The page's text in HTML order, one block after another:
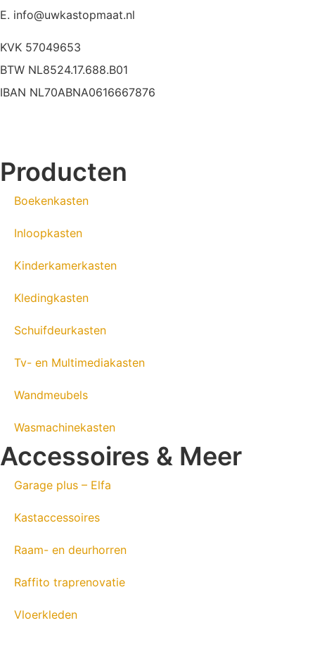
E. info@uwkastopmaat.nl
KVK 57049653
BTW NL8524.17.688.B01
IBAN NL70ABNA0616667876
Producten
Boekenkasten
Inloopkasten
Kinderkamerkasten
Kledingkasten
Schuifdeurkasten
Tv- en Multimediakasten
Wandmeubels
Wasmachinekasten
Accessoires & Meer
Garage plus – Elfa
Kastaccessoires
Raam- en deurhorren
Raffito traprenovatie
Vloerkleden